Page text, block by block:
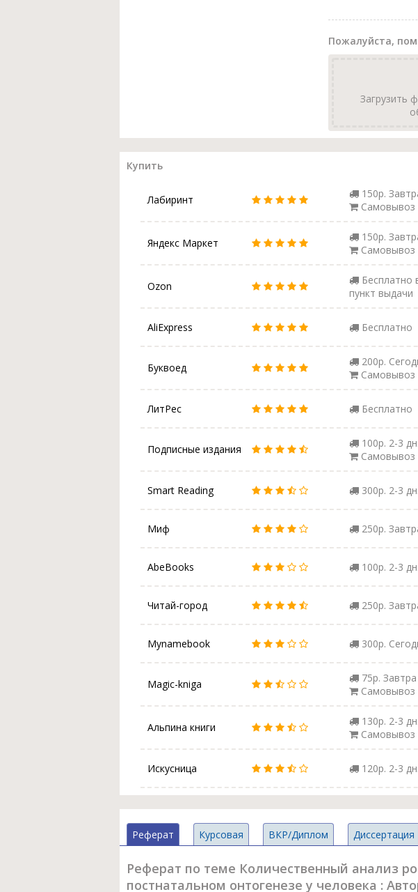
Пожалуйста,
Загрузить
Купить
Лабиринт
150р.
Самовывоз
Яндекс Маркет
150р.
Самовывоз
Ozon
Бесплатно
пункт выдачи
AliExpress Бесплатно
Буквоед
200р.
Самовывоз
ЛитРес Бесплатно
Подписные издания
100р. 2-3 дн.
Самовывоз
Smart Reading 300р. 2-3 дн.
Миф 250р.
AbeBooks 100р. 2-3 дн.
Читай-город 250р.
Mynamebook 300р.
Magic-kniga
75р. Завтра
Самовывоз
Альпина книги
130р. 2-3 дн.
Самовывоз
Искусница 120р. 2-3 дн.
Реферат Курсовая ВКР/Диплом Диссертация
Реферат по теме Количественный анализ
постнатальном онтогенезе у человека :